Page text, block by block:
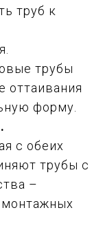
труб к
трубы
оттаивания
форму.
с обеих
трубы с
–
монтажных